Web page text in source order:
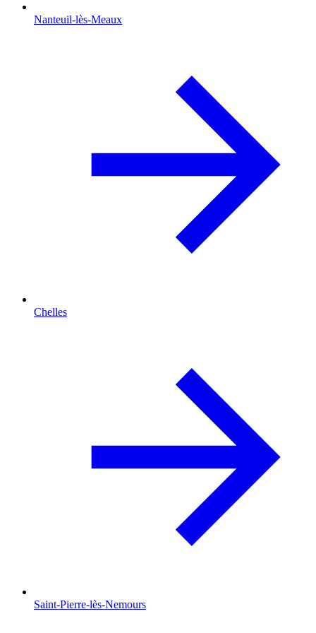
Nanteuil-lès-Meaux
Chelles
Saint-Pierre-lès-Nemours